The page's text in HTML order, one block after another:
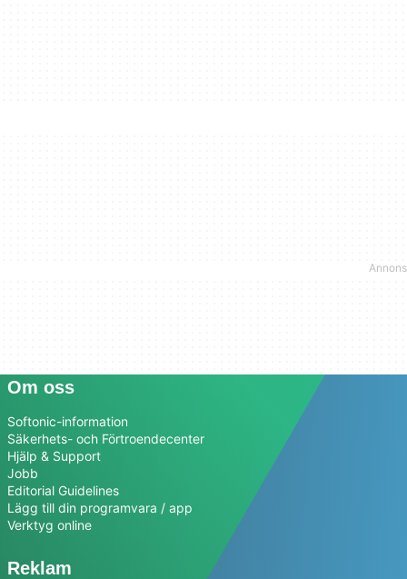
Om oss
Softonic-information
Säkerhets- och Förtroendecenter
Hjälp & Support
Jobb
Editorial Guidelines
Lägg till din programvara / app
Verktyg online
Reklam